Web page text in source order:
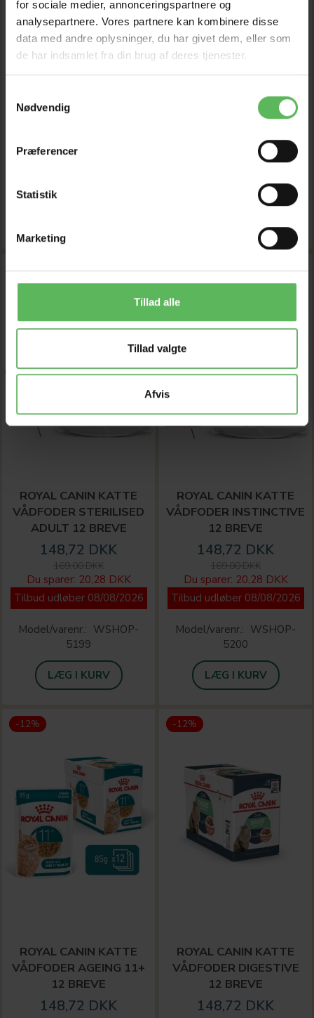
for sociale medier, annonceringspartnere og
analysepartnere. Vores partnere kan kombinere disse
data med andre oplysninger, du har givet dem, eller som
de har indsamlet fra din brug af deres tjenester.
Nødvendig
Præferencer
Statistik
Marketing
Tillad alle
Tillad valgte
Afvis
ROYAL CANIN KATTE
FODER AGEING 11+
ADULT
Pris fra
279,00 DKK
ROYAL CANIN KATTE
FODER EXIGENT FUSSY
ADULT
Pris fra
245,52 DKK
279,00 DKK
33,48 DKK
Tilbud udløber 08/08/2026
-12%
ROYAL CANIN KATTE
VÅDFODER STERILISED
ADULT 12 BREVE
148,72 DKK
169,00 DKK
Du sparer: 20,28 DKK
Tilbud udløber 08/08/2026
Model/varenr.: WSHOP-
5199
LÆG I KURV
-12%
ROYAL CANIN KATTE
VÅDFODER INSTINCTIVE
12 BREVE
148,72 DKK
169,00 DKK
Du sparer: 20,28 DKK
Tilbud udløber 08/08/2026
Model/varenr.: WSHOP-
5200
LÆG I KURV
-12%
ROYAL CANIN KATTE
VÅDFODER AGEING 11+
12 BREVE
148,72 DKK
-12%
ROYAL CANIN KATTE
VÅDFODER DIGESTIVE
12 BREVE
148,72 DKK